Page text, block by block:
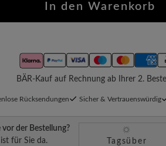
In den Warenkorb
BÄR-Kauf auf Rechnung ab Ihrer 2.
Rücksendungen Sicher & Vertrauenswürdig
vor der Bestellung?
für Sie da.
Tagsüber